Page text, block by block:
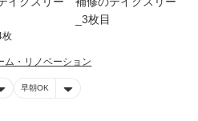
枚
ム・リノベーション
早朝OK